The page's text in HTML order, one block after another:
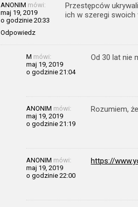
ANONIM mówi:
maj 19, 2019
o godzinie 20:33
Odpowiedz
Przestępców
ich w szeregi swoich
M mówi:
maj 19, 2019
o godzinie 21:04
Od 30 lat nie
ANONIM mówi:
maj 19, 2019
o godzinie 21:19
Rozumiem,
ANONIM mówi:
maj 19, 2019
o godzinie 22:00
https://